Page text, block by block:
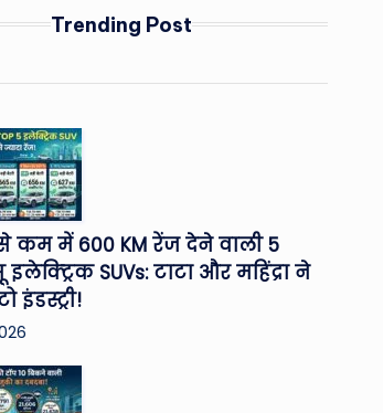
Trending Post
कम में 600 KM रेंज देने वाली 5
SUVs: टाटा और महिंद्रा ने
इंडस्ट्री!